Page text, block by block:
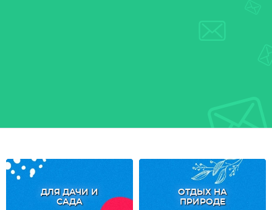
ДЛЯ ДАЧИ И
САДА
ОТДЫХ НА
ПРИРОДЕ